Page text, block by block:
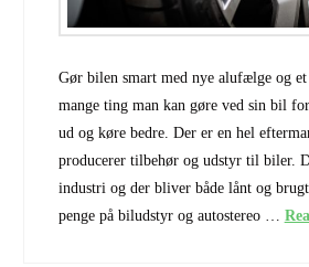
Gør bilen smart med nye alufælge og
mange ting man kan gøre ved sin bil
ud og køre bedre. Der er en hel
producerer tilbehør og udstyr til biler.
industri og der bliver både lånt og
penge på biludstyr og autostereo …